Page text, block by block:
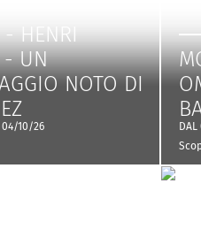
- HENRI
- UN
NOTO DI
04/10/26